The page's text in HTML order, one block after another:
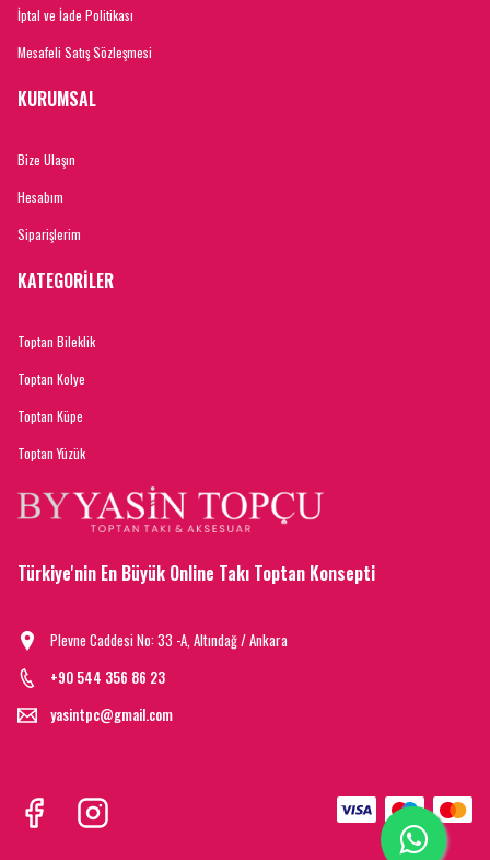
İptal ve İade Politikası
Mesafeli Satış Sözleşmesi
KURUMSAL
Bize Ulaşın
Hesabım
Siparişlerim
KATEGORİLER
Toptan Bileklik
Toptan Kolye
Toptan Küpe
Toptan Yüzük
Türkiye'nin En Büyük Online Takı Toptan Konsepti
Plevne Caddesi No: 33 -A, Altındağ / Ankara
+90 544 356 86 23
yasintpc@gmail.com